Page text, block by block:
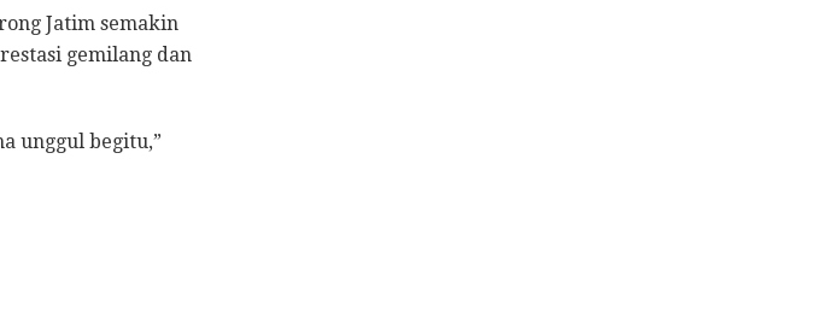
Jatim semakin
gemilang dan
unggul begitu,”